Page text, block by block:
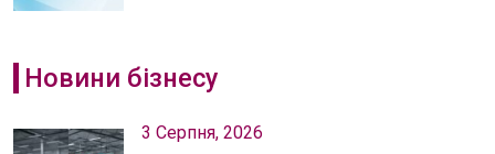
Новини бізнесу
3 Серпня, 2026